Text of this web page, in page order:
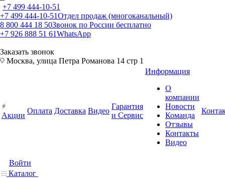
+7 499 444-10-51
+7 499 444-10-51Отдел продаж (многоканальный)
8 800 444 18 50Звонок по России бесплатно
+7 926 888 51 61WhatsApp
Заказать звонок
Москва, улица Петра Романова 14 стр 1
Акции
Оплата Доставка Видео
Гарантия
и Сервис
Информация
О
компании
Новости
Команда
Отзывы
Контакты
Видео
Войти
Каталог